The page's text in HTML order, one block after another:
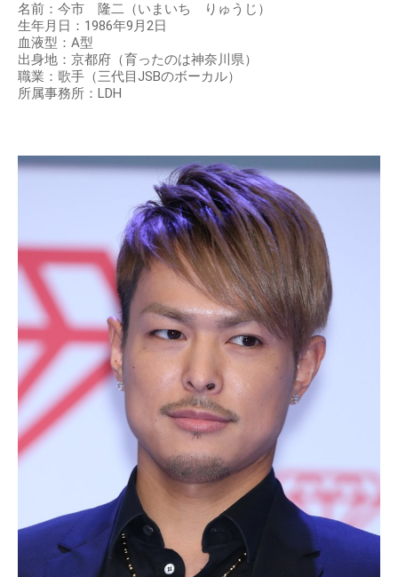
名前：今市 隆二（いまいち りゅうじ）
生年月日：1986年9月2日
血液型：A型
出身地：京都府（育ったのは神奈川県）
職業：歌手（三代目JSBのボーカル）
所属事務所：LDH